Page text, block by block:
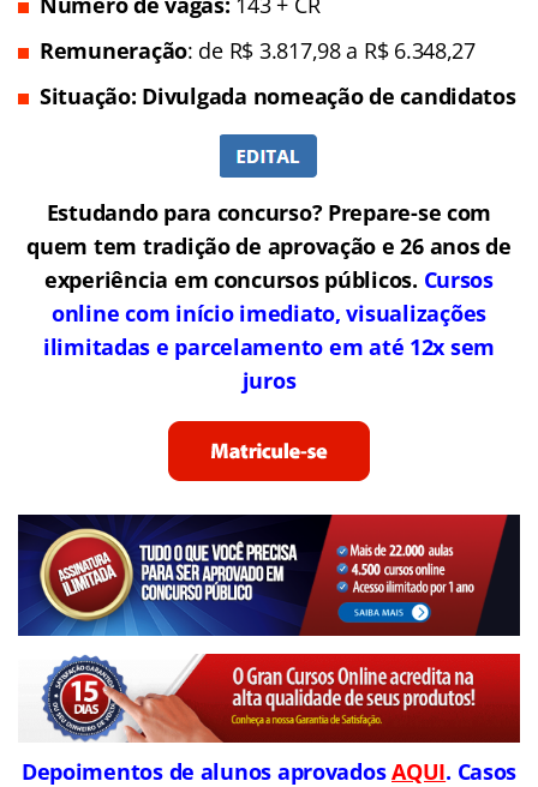
Remuneração: de R$ 3.817,98 a R$ 6.348,27
Situação: Divulgada nomeação de candidatos
Estudando para concurso? Prepare-se com
quem tem tradição de aprovação e 26 anos de
experiência em concursos públicos. Cursos
online com início imediato, visualizações
ilimitadas e parcelamento em até 12x sem
juros
Depoimentos de alunos aprovadosAQUI. Casos